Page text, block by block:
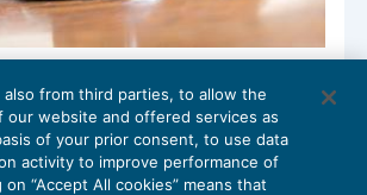
dell’autorizzazione alle
01/09/2017
also from third parties, to allow the
our website and offered services as
of your prior consent, to use data
activity to improve performance of
“Accept All cookies” means that